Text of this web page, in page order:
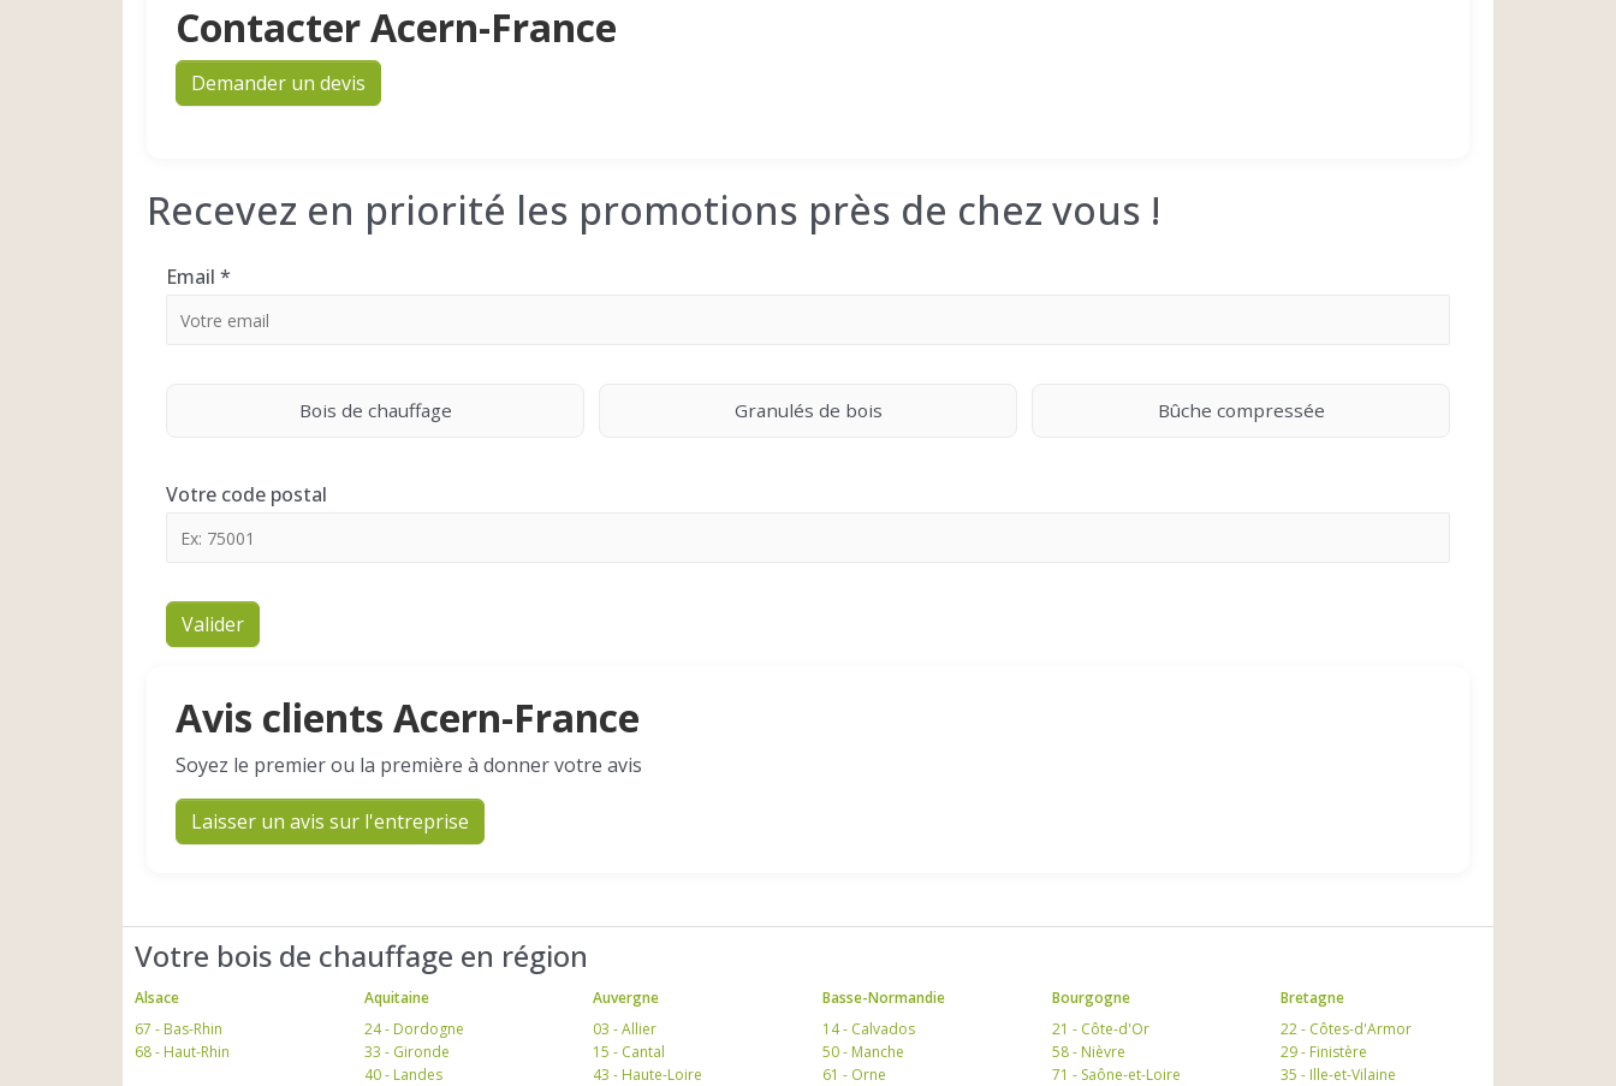
Contacter Acern-France
Demander un devis
Recevez en priorité les promotions près de chez vous !
Email *
Bois de chauffage Granulés de bois Bûche compressée
Votre code postal
Valider
Avis clients Acern-France
Soyez le premier ou la première à donner votre avis
Laisser un avis sur l'entreprise
Votre bois de chauffage en région
Alsace
67 - Bas-Rhin
68 - Haut-Rhin
Aquitaine
24 - Dordogne
33 - Gironde
40 - Landes
Auvergne
03 - Allier
15 - Cantal
43 - Haute-Loire
Basse-Normandie
14 - Calvados
50 - Manche
61 - Orne
Bourgogne
21 - Côte-d'Or
58 - Nièvre
71 - Saône-et-Loire
Bretagne
22 - Côtes-d'Armor
29 - Finistère
35 - Ille-et-Vilaine